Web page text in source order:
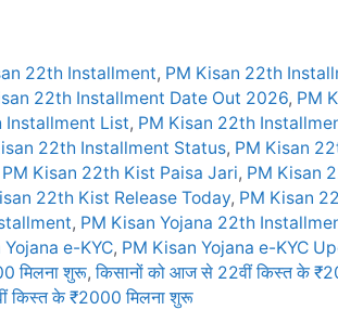
22th Installment, PM Kisan 22th
22th Installment Date Out 2026, PM
Installment List, PM Kisan 22th
22th Installment Status, PM Kisan
PM Kisan 22th Kist Paisa Jari, PM Kisan
22th Kist Release Today, PM Kisan
, PM Kisan Yojana 22th
e-KYC, PM Kisan Yojana e-KYC
मिलना शुरू,किसानों को आज से 22वीं किस्त के
किस्त के ₹2000 मिलना शुरू